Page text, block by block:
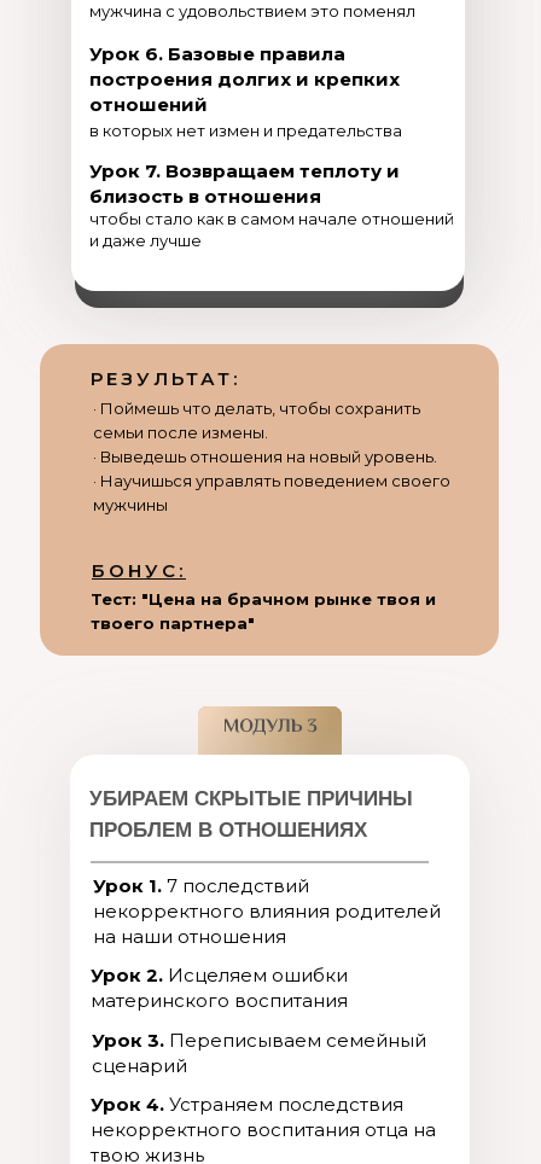
Урок 6. Базовые правила
построения долгих и крепких
отношений
в которых нет измен и предательства
мужчина с удовольствием это поменял
Урок 7. Возвращаем теплоту и
близость в отношения
чтобы стало как в самом начале отношений
и даже лучше
УБИРАЕМ СКРЫТЫЕ ПРИЧИНЫ
ПРОБЛЕМ В ОТНОШЕНИЯХ
Урок 1. 7 последствий
некорректного влияния родителей
на наши отношения
Урок 2. Исцеляем ошибки
материнского воспитания
Урок 3. Переписываем семейный
сценарий
Урок 4. Устраняем последствия
некорректного воспитания отца на
твою жизнь
· Поймешь что делать, чтобы сохранить
семьи после измены.
· Выведешь отношения на новый уровень.
· Научишься управлять поведением своего
мужчины
БОНУС:
РЕЗУЛЬТАТ:
Тест: "Цена на брачном рынке твоя и
твоего партнера"